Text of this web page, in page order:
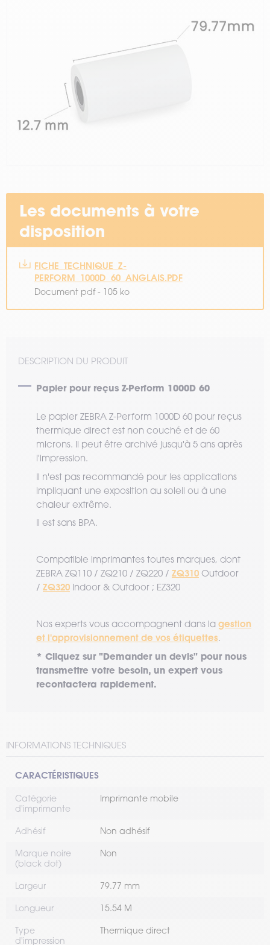
Les documents à votre
disposition
FICHE_TECHNIQUE_Z-
PERFORM_1000D_60_ANGLAIS.PDF
Document pdf - 105 ko
DESCRIPTION DU PRODUIT
Papier pour reçus Z-Perform 1000D 60
Le papier ZEBRA Z-Perform 1000D 60 pour reçus
thermique direct est non couché et de 60
microns. Il peut être archivé jusqu'à 5 ans après
l'impression.
Il n'est pas recommandé pour les applications
impliquant une exposition au soleil ou à une
chaleur extrême.
Il est sans BPA.
Compatible imprimantes toutes marques, dont
ZEBRA ZQ110 / ZQ210 / ZQ220 / ZQ310 Outdoor
/ ZQ320 Indoor & Outdoor ; EZ320
Nos experts vous accompagnent dans la gestion
et l'approvisionnement de vos étiquettes.
* Cliquez sur "Demander un devis" pour nous
transmettre votre besoin, un expert vous
recontactera rapidement.
INFORMATIONS TECHNIQUES
CARACTÉRISTIQUES
Catégorie
d'imprimante
Imprimante mobile
Adhésif Non adhésif
Marque noire
(black dot)
Non
Largeur 79.77 mm
Longueur 15.54 M
Type
d'impression
Thermique direct